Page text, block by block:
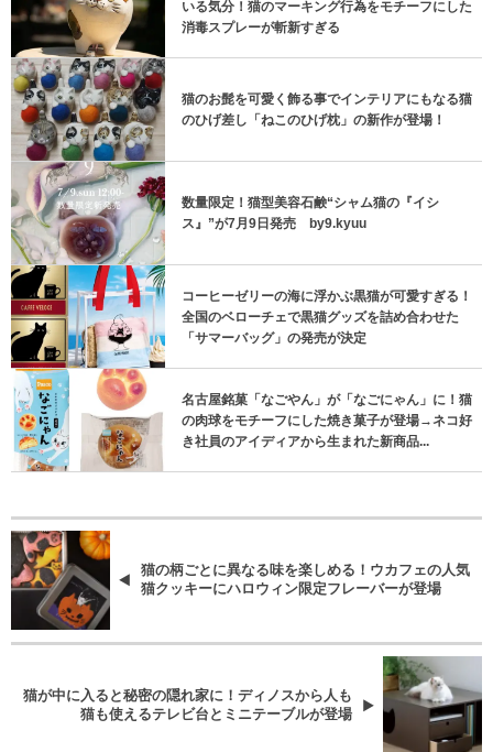
いる気分！猫のマーキング行為をモチーフにした
消毒スプレーが斬新すぎる
猫のお髭を可愛く飾る事でインテリアにもなる猫
のひげ差し「ねこのひげ枕」の新作が登場！
数量限定！猫型美容石鹸“シャム猫の『イシ
ス』”が7月9日発売 by9.kyuu
コーヒーゼリーの海に浮かぶ黒猫が可愛すぎる！
全国のベローチェで黒猫グッズを詰め合わせた
「サマーバッグ」の発売が決定
名古屋銘菓「なごやん」が「なごにゃん」に！猫
の肉球をモチーフにした焼き菓子が登場→ネコ好
き社員のアイディアから生まれた新商品...
猫の柄ごとに異なる味を楽しめる！ウカフェの人気
猫クッキーにハロウィン限定フレーバーが登場
猫が中に入ると秘密の隠れ家に！ディノスから人も
猫も使えるテレビ台とミニテーブルが登場